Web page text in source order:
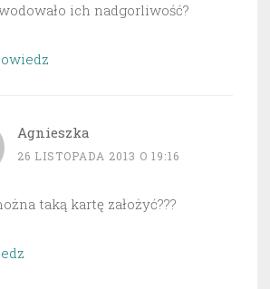
ich nadgorliwość?
Agnieszka
26 LISTOPADA 2013 O 19:16
taką kartę założyć???